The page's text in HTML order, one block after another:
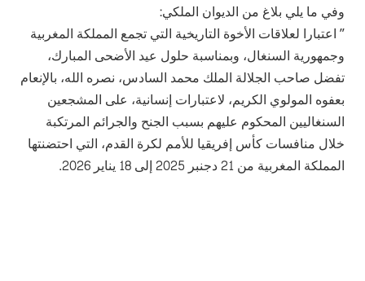
وفي ما يلي بلاغ من الديوان الملكي:
” اعتبارا لعلاقات الأخوة التاريخية التي تجمع المملكة المغربية
وجمهورية السنغال، وبمناسبة حلول عيد الأضحى المبارك،
تفضل صاحب الجلالة الملك محمد السادس، نصره الله، بالإنعام
بعفوه المولوي الكريم، لاعتبارات إنسانية، على المشجعين
السنغاليين المحكوم عليهم بسبب الجنح والجرائم المرتكبة
خلال منافسات كأس إفريقيا للأمم لكرة القدم، التي احتضنتها
المملكة المغربية من 21 دجنبر 2025 إلى 18 يناير 2026.